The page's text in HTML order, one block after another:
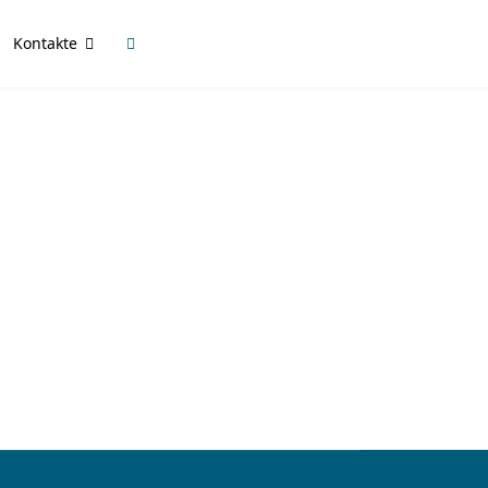
Kontakte